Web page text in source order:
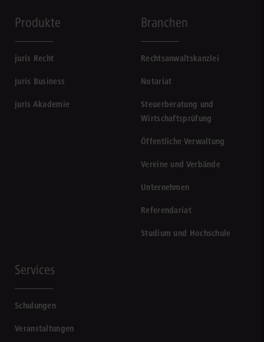
Produkte
juris Recht
juris Business
juris Akademie
Branchen
Rechtsanwaltskanzlei
Notariat
Steuerberatung und
Wirtschaftsprüfung
Öffentliche Verwaltung
Vereine und Verbände
Unternehmen
Referendariat
Studium und Hochschule
Services
Schulungen
Veranstaltungen